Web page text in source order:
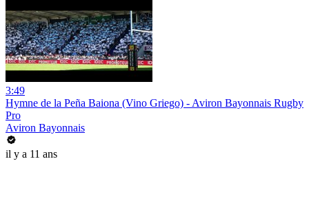
3:49
Hymne de la Peña Baiona (Vino Griego) - Aviron Bayonnais Rugby
Pro
Aviron Bayonnais
il y a 11 ans